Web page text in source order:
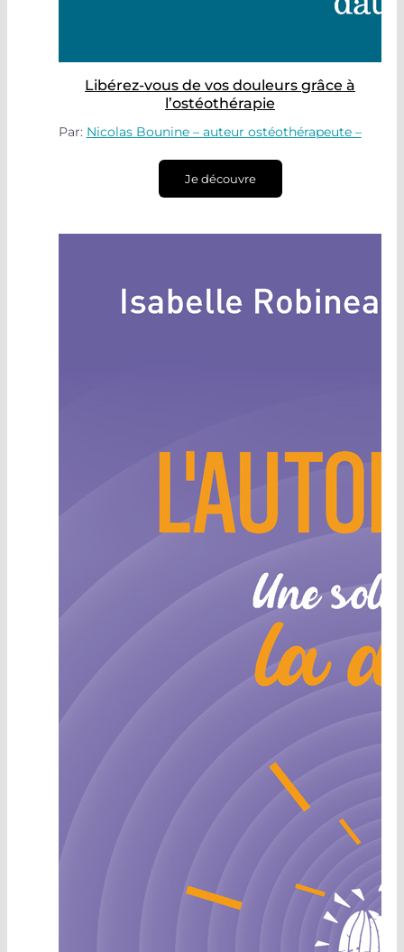
Libérez-vous de vos douleurs grâce à
l’ostéothérapie
Par: Nicolas Bounine – auteur ostéothérapeute –
Je découvre